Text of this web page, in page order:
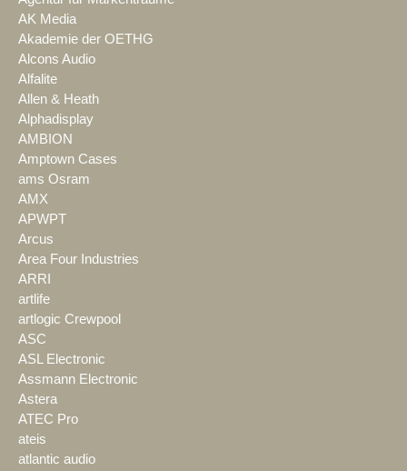
AK Media
Akademie der OETHG
Alcons Audio
Alfalite
Allen & Heath
Alphadisplay
AMBION
Amptown Cases
ams Osram
AMX
APWPT
Arcus
Area Four Industries
ARRI
artlife
artlogic Crewpool
ASC
ASL Electronic
Assmann Electronic
Astera
ATEC Pro
ateis
atlantic audio